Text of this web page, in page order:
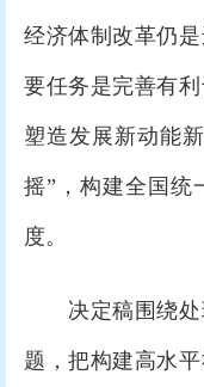
经济体制改革仍
要任务是完善有
塑造发展新动能
摇”，构建全国统
度。
决定稿围绕处
题，把构建高水